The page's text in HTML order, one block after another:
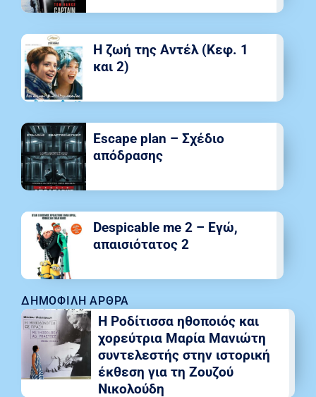
ΔΗΜΟΦΙΛΉ ΆΡΘΡΑ
Η Ροδίτισσα ηθοποιός και
χορεύτρια Μαρία Μανιώτη
συντελεστής στην ιστορική
έκθεση για τη Ζουζού
Νικολούδη
Η ζωή της Αντέλ (Κεφ. 1
και 2)
Escape plan – Σχέδιο
απόδρασης
Despicable me 2 – Εγώ,
απαισιότατος 2